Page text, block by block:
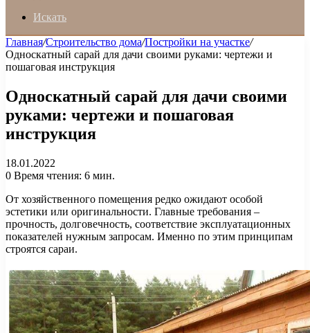
Искать
Главная/Строительство дома/Постройки на участке/
Односкатный сарай для дачи своими руками: чертежи и
пошаговая инструкция
Односкатный сарай для дачи своими
руками: чертежи и пошаговая
инструкция
18.01.2022
0 Время чтения: 6 мин.
От хозяйственного помещения редко ожидают особой
эстетики или оригинальности. Главные требования –
прочность, долговечность, соответствие эксплуатационных
показателей нужным запросам. Именно по этим принципам
строятся сараи.